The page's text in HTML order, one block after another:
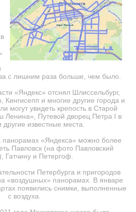
с лишним раза больше, чем было.
«Яндекс» отснял Шлиссельбург,
Кингисепп и многие другие города и
могут увидеть крепость в Старой
Ленина», Путевой дворец Петра I в
известные места.
панорамах «Яндекса» можно более
Павловск (на фото Павловский
Гатчину и Петергоф.
Петербурга и пригородов
«воздушных» панорамах. В январе
появились снимки, выполненные
с воздуха.